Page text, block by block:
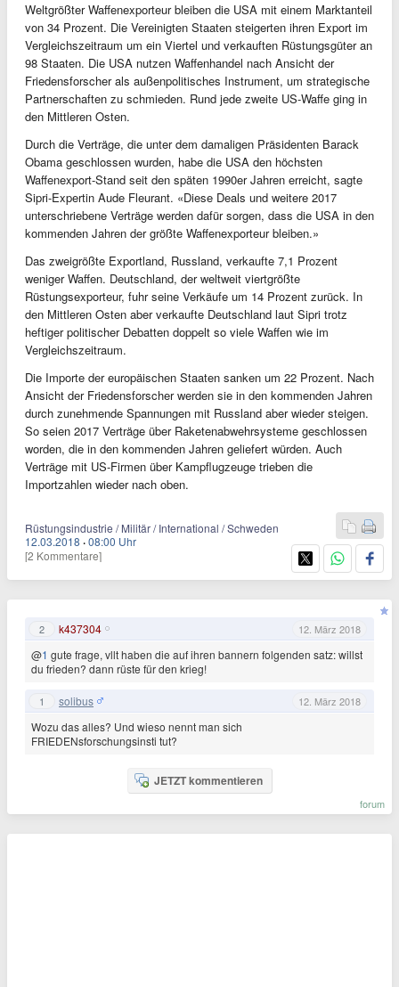
Weltgrößter Waffenexporteur bleiben die USA mit einem Marktanteil
von 34 Prozent. Die Vereinigten Staaten steigerten ihren Export im
Vergleichszeitraum um ein Viertel und verkauften Rüstungsgüter an
98 Staaten. Die USA nutzen Waffenhandel nach Ansicht der
Friedensforscher als außenpolitisches Instrument, um strategische
Partnerschaften zu schmieden. Rund jede zweite US-Waffe ging in
den Mittleren Osten.
Durch die Verträge, die unter dem damaligen Präsidenten Barack
Obama geschlossen wurden, habe die USA den höchsten
Waffenexport-Stand seit den späten 1990er Jahren erreicht, sagte
Sipri-Expertin Aude Fleurant. «Diese Deals und weitere 2017
unterschriebene Verträge werden dafür sorgen, dass die USA in den
kommenden Jahren der größte Waffenexporteur bleiben.»
Das zweigrößte Exportland, Russland, verkaufte 7,1 Prozent
weniger Waffen. Deutschland, der weltweit viertgrößte
Rüstungsexporteur, fuhr seine Verkäufe um 14 Prozent zurück. In
den Mittleren Osten aber verkaufte Deutschland laut Sipri trotz
heftiger politischer Debatten doppelt so viele Waffen wie im
Vergleichszeitraum.
Die Importe der europäischen Staaten sanken um 22 Prozent. Nach
Ansicht der Friedensforscher werden sie in den kommenden Jahren
durch zunehmende Spannungen mit Russland aber wieder steigen.
So seien 2017 Verträge über Raketenabwehrsysteme geschlossen
worden, die in den kommenden Jahren geliefert würden. Auch
Verträge mit US-Firmen über Kampflugzeuge trieben die
Importzahlen wieder nach oben.
Rüstungsindustrie / Militär / International / Schweden
12.03.2018 ·08:00 Uhr
[2 Kommentare]
2 k437304 12. März 2018
@1 gute frage, vllt haben die auf ihren bannern folgenden satz: willst
du frieden? dann rüste für den krieg!
1 solibus 12. März 2018
Wozu das alles? Und wieso nennt man sich
FRIEDENsforschungsinsti tut?
JETZT kommentieren
forum